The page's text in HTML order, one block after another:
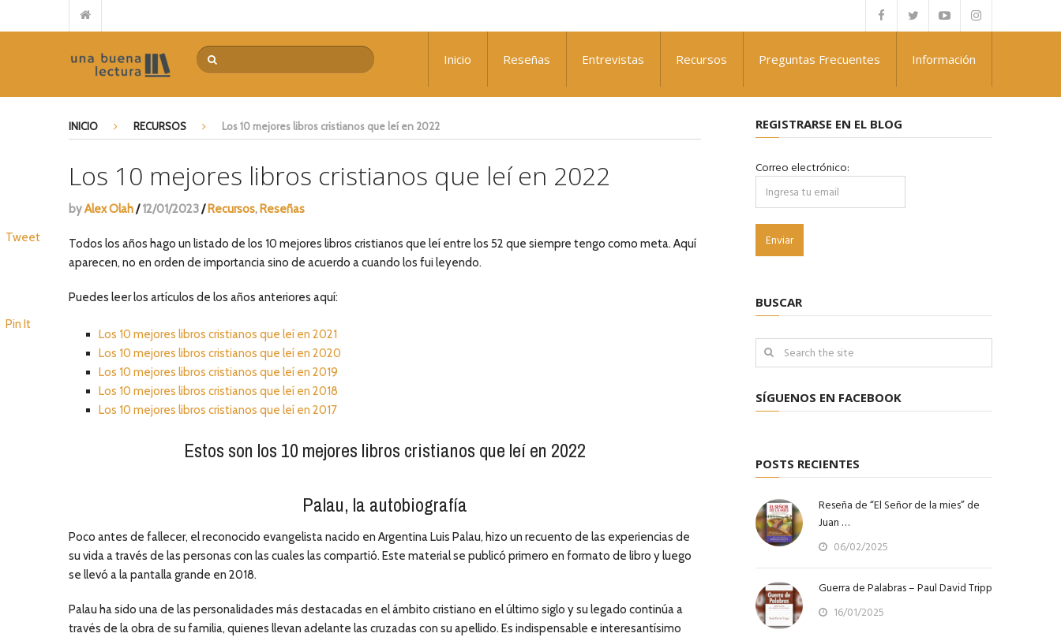
Reseña de “El Señor de la mies” de Juan Carlos Manzewitsch: ¿Qué nos falta para el avivamiento?
Guerra de Palabras – Paul David Tripp
El poder transformador de la devoción extrema – Mariano Sennewald
De la idea a la acción – Myles Munroe
El costo del discipulado – Dietrich Bonhoeffer
Repensando el futuro – Alberto Mottesi
Inicio Reseñas Entrevistas Recursos Preguntas Frecuentes Información
INICIO RECURSOS Los 10 mejores libros cristianos que leí en 2022
Los 10 mejores libros cristianos que leí en 2022
byAlex Olah/ 12/01/2023/ Recursos, Reseñas
Todos los años hago un listado de los 10 mejores libros cristianos que leí entre los 52 que siempre tengo como meta. Aquí
aparecen, no en orden de importancia sino de acuerdo a cuando los fui leyendo.
Puedes leer los artículos de los años anteriores aquí:
Los 10 mejores libros cristianos que leí en 2021
Los 10 mejores libros cristianos que leí en 2020
Los 10 mejores libros cristianos que leí en 2019
Los 10 mejores libros cristianos que leí en 2018
Los 10 mejores libros cristianos que leí en 2017
Estos son los 10 mejores libros cristianos que leí en 2022
Palau, la autobiografía
Poco antes de fallecer, el reconocido evangelista nacido en Argentina Luis Palau, hizo un recuento de las experiencias de
su vida a través de las personas con las cuales las compartió. Este material se publicó primero en formato de libro y luego
se llevó a la pantalla grande en 2018.
Palau ha sido una de las personalidades más destacadas en el ámbito cristiano en el último siglo y su legado continúa a
través de la obra de su familia, quienes llevan adelante las cruzadas con su apellido. Es indispensable e interesantísimo
Tweet
Pin It
REGISTRARSE EN EL BLOG
Correo electrónico:
BUSCAR
SÍGUENOS EN FACEBOOK
POSTS RECIENTES
Reseña de “El Señor de la mies” de
Juan …
06/02/2025
Guerra de Palabras – Paul David Tripp
16/01/2025